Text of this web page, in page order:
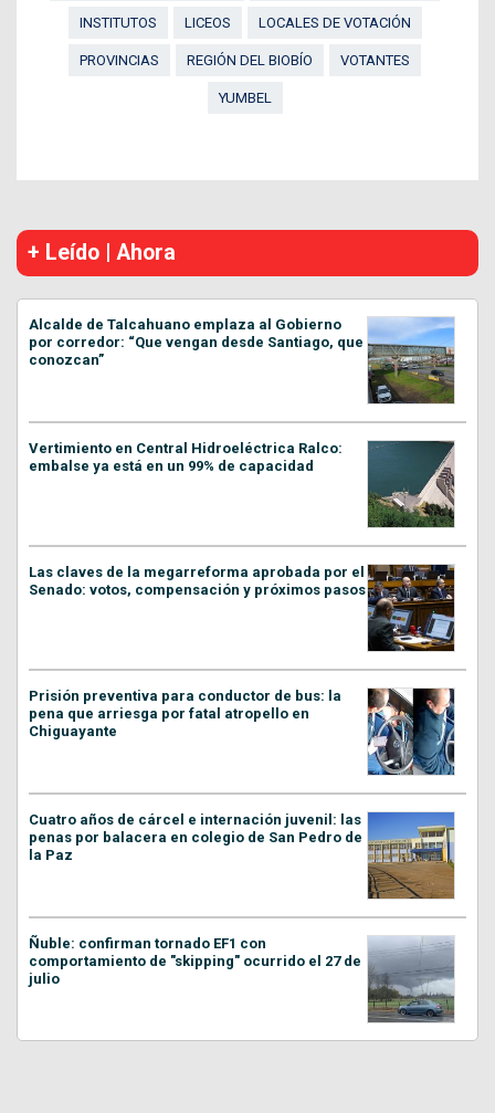
INSTITUTOS LICEOS LOCALES DE VOTACIÓN
PROVINCIAS REGIÓN DEL BIOBÍO VOTANTES
YUMBEL
+ Leído | Ahora
Alcalde de Talcahuano emplaza al Gobierno
por corredor: “Que vengan desde Santiago, que
conozcan”
Vertimiento en Central Hidroeléctrica Ralco:
embalse ya está en un 99% de capacidad
Las claves de la megarreforma aprobada por el
Senado: votos, compensación y próximos pasos
Prisión preventiva para conductor de bus: la
pena que arriesga por fatal atropello en
Chiguayante
Cuatro años de cárcel e internación juvenil: las
penas por balacera en colegio de San Pedro de
la Paz
Ñuble: confirman tornado EF1 con
comportamiento de "skipping" ocurrido el 27 de
julio